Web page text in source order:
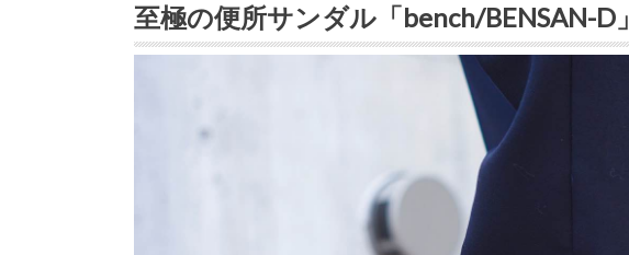
至極の便所サンダル「bench/BENSAN-D」